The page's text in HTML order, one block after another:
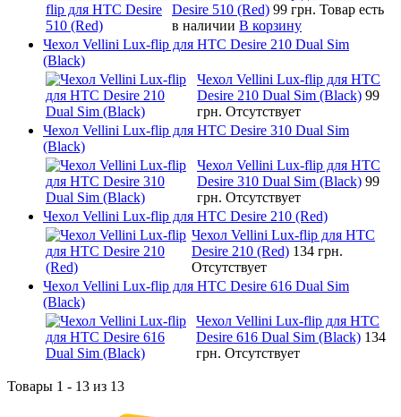
Desire 510 (Red) 99 грн. Товар есть
в наличии В корзину
Чехол Vellini Lux-flip для HTC Desire 210 Dual Sim
(Black)
Чехол Vellini Lux-flip для HTC
Desire 210 Dual Sim (Black) 99
грн. Отсутствует
Чехол Vellini Lux-flip для HTC Desire 310 Dual Sim
(Black)
Чехол Vellini Lux-flip для HTC
Desire 310 Dual Sim (Black) 99
грн. Отсутствует
Чехол Vellini Lux-flip для HTC Desire 210 (Red)
Чехол Vellini Lux-flip для HTC
Desire 210 (Red) 134 грн.
Отсутствует
Чехол Vellini Lux-flip для HTC Desire 616 Dual Sim
(Black)
Чехол Vellini Lux-flip для HTC
Desire 616 Dual Sim (Black) 134
грн. Отсутствует
Товары 1 - 13 из 13